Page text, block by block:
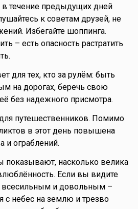
в течение предыдущих дней
к советам друзей, не
Избегайте шоппинга.
– есть опасность растратить
для тех, кто за рулём: быть
на дорогах, беречь свою
без надежного присмотра.
путешественников. Помимо
в этот день повышена
и ограблений.
показывают, насколько велика
Если вы видите
и довольным –
с небес на землю и трезво